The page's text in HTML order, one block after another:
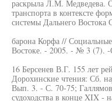
раскрыла Л.М. Медведева.
транспорта в контексте
системы Дальнего Востока
барона Корфа //
Востоке. - 2005. - № 3 (7). -
16 Берсенев В.Г. 155 лет
Дорохинские чтения: Сб.
Вып. 3. - С. 70-75;
судоходства в конце XIX -